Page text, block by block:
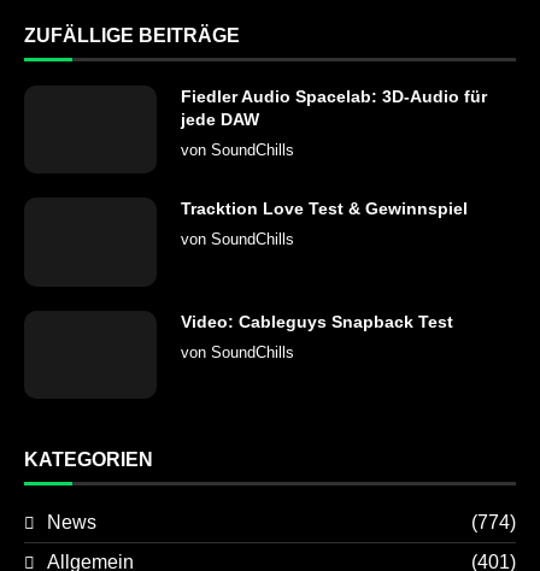
ZUFÄLLIGE BEITRÄGE
Fiedler Audio Spacelab: 3D-Audio für
jede DAW
von SoundChills
Tracktion Love Test & Gewinnspiel
von SoundChills
Video: Cableguys Snapback Test
von SoundChills
KATEGORIEN
News
(774)
Allgemein
(401)